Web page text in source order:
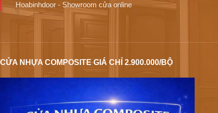
Hoabinhdoor - Showroom cửa online
CỬA NHỰA COMPOSITE GIÁ CHỈ 2.900.000/BỘ